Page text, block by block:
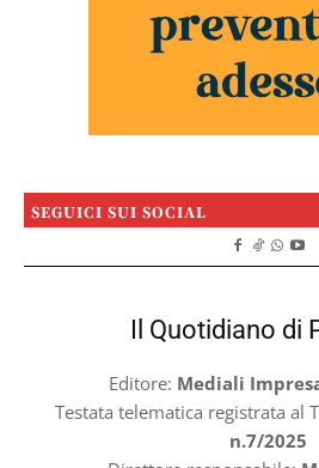
SEGUICI SUI SOCIAL
Il Quotidiano di
Editore: Mediali
Testata telematica registrata al
n.7/2025